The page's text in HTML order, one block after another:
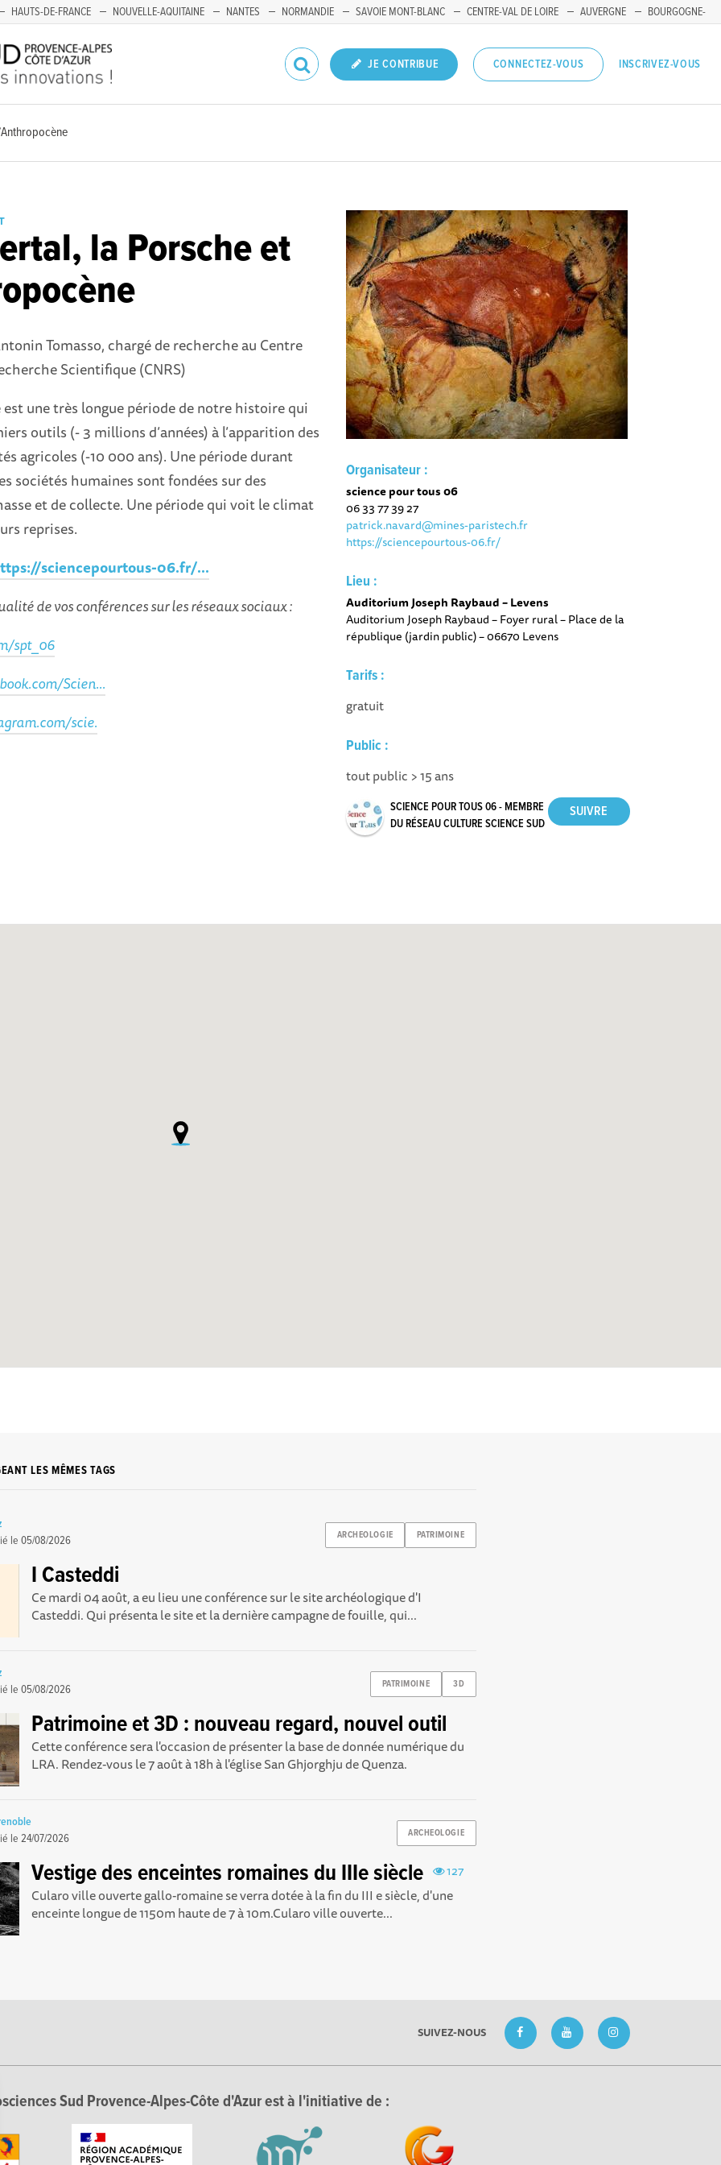
HAUTS-DE-FRANCE NOUVELLE-AQUITAINE NANTES NORMANDIE SAVOIE MONT-BLANC CENTRE-VAL DE LOIRE AUVERGNE
BOURGOGNE-
JE CONTRIBUE CONNECTEZ-VOUS INSCRIVEZ-VOUS
la Porsche et
Tomasso, chargé de recherche au Centre
Scientifique (CNRS)
une très longue période de notre histoire qui
outils (- 3 millions d’années) à l’apparition des
agricoles (-10 000 ans). Une période durant
sociétés humaines sont fondées sur des
et de collecte. Une période qui voit le climat
reprises.
sciencepourtous-06.fr/...
de vos conférences sur les réseaux sociaux :
spt_06
Scien...
scie.
Organisateur :
science pour tous 06
06 33 77 39 27
patrick.navard@mines-paristech.fr
https://sciencepourtous-06.fr/
Lieu :
Auditorium Joseph Raybaud – Levens
Auditorium Joseph Raybaud – Foyer rural – Place de la
république (jardin public) – 06670 Levens
Tarifs :
gratuit
Public :
tout public > 15 ans
SCIENCE POUR TOUS 06 - MEMBRE
DU RÉSEAU CULTURE SCIENCE SUD
LES MÊMES TAGS
ARCHEOLOGIE PATRIMOINE
le05/08/2026
I Casteddi
Ce mardi 04 août, a eu lieu une conférence sur le site archéologique d'I
Casteddi. Qui présenta le site et la dernière campagne de fouille, qui...
PATRIMOINE 3D
le05/08/2026
Patrimoine et 3D : nouveau regard, nouvel outil
Cette conférence sera l'occasion de présenter la base de donnée numérique du
LRA. Rendez-vous le 7 août à 18h à l'église San Ghjorghju de Quenza.
ARCHEOLOGIE
le24/07/2026
127
Vestige des enceintes romaines du IIIe siècle
Cularo ville ouverte gallo-romaine se verra dotée à la fin du III e siècle, d'une
enceinte longue de 1150m haute de 7 à 10m.Cularo ville ouverte...
SUIVEZ-NOUS
Sud Provence-Alpes-Côte d'Azur est à l'initiative de :